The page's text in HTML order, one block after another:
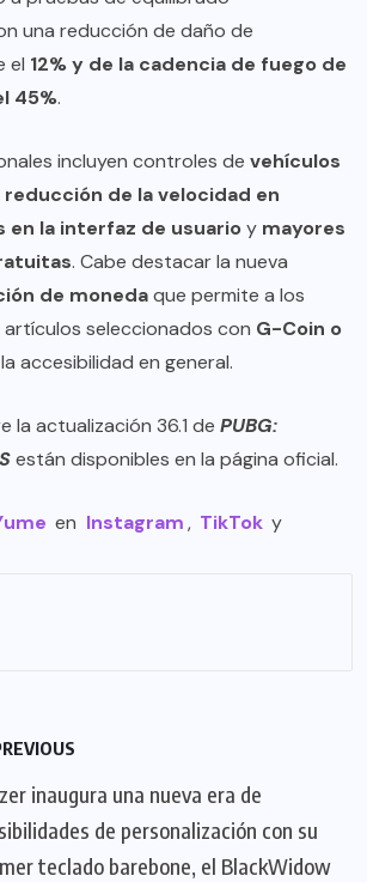
una reducción de daño de
el 12% y de la cadencia de fuego de
45%.
incluyen controles de vehículos
de la velocidad en
en la interfaz de usuarioy mayores
. Cabe destacar la nueva
de monedaque permite a los
seleccionados con G-Coin o
accesibilidad en general.
la actualización 36.1 de PUBG:
están disponibles en la página oficial.
en Instagram, TikTok y
inaugura una nueva era de
de personalización con su
teclado barebone, el BlackWidow